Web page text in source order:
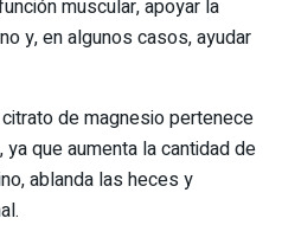
muscular, apoyar la
y, en algunos casos, ayudar
de magnesio pertenece
que aumenta la cantidad de
ablanda las heces y